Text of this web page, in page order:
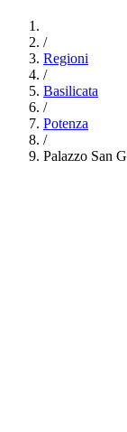
/
Regioni
/
Basilicata
/
Potenza
/
Palazzo San